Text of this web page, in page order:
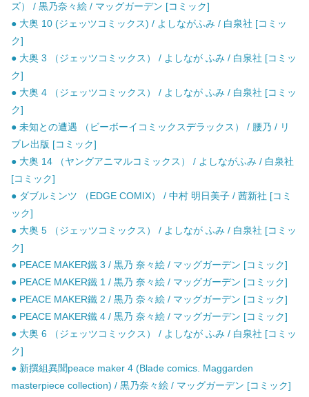
ズ） / 黒乃奈々絵 / マッグガーデン [コミック]
● 大奥 10 (ジェッツコミックス) / よしながふみ / 白泉社 [コミッ
ク]
● 大奥 3 （ジェッツコミックス） / よしなが ふみ / 白泉社 [コミッ
ク]
● 大奥 4 （ジェッツコミックス） / よしなが ふみ / 白泉社 [コミッ
ク]
● 未知との遭遇 （ビーボーイコミックスデラックス） / 腰乃 / リ
ブレ出版 [コミック]
● 大奥 14 （ヤングアニマルコミックス） / よしながふみ / 白泉社
[コミック]
● ダブルミンツ （EDGE COMIX） / 中村 明日美子 / 茜新社 [コミ
ック]
● 大奥 5 （ジェッツコミックス） / よしなが ふみ / 白泉社 [コミッ
ク]
● PEACE MAKER鐵 3 / 黒乃 奈々絵 / マッグガーデン [コミック]
● PEACE MAKER鐵 1 / 黒乃 奈々絵 / マッグガーデン [コミック]
● PEACE MAKER鐵 2 / 黒乃 奈々絵 / マッグガーデン [コミック]
● PEACE MAKER鐵 4 / 黒乃 奈々絵 / マッグガーデン [コミック]
● 大奥 6 （ジェッツコミックス） / よしなが ふみ / 白泉社 [コミッ
ク]
● 新撰組異聞peace maker 4 (Blade comics. Maggarden
masterpiece collection) / 黒乃奈々絵 / マッグガーデン [コミック]